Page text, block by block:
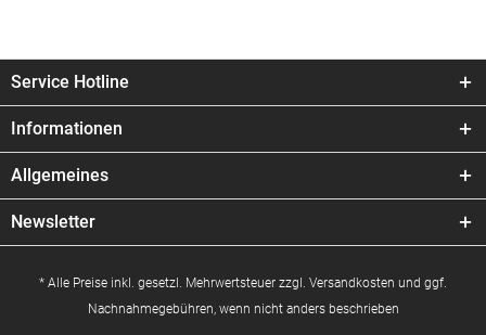
Service Hotline
Informationen
Allgemeines
Newsletter
* Alle Preise inkl. gesetzl. Mehrwertsteuer zzgl. Versandkosten und ggf.
Nachnahmegebühren, wenn nicht anders beschrieben